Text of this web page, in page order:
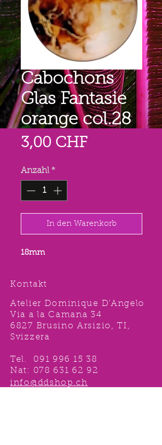
Cabochons
Glas Fantasie
orange col.28
3,00 CHFPreis
Anzahl *
In den Warenkorb
18mm
Kontakt
Atelier Dominique D'Angelo
Via a la Camana 34
6827 Brusino Arsizio, TI,
Svizzera
Tel. 091 996 15 38
Nat: 078 631 62 92
info@ddshop.ch